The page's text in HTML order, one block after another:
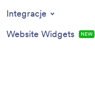
Integracje
Website Widgets
NOWE